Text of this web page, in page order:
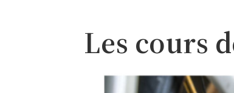
Les cours